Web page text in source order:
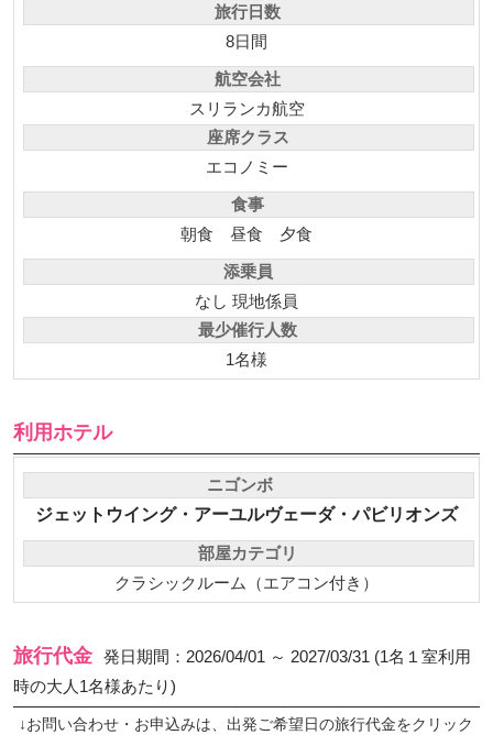
旅行日数
8日間
航空会社
スリランカ航空
座席クラス
エコノミー
食事
朝食 昼食 夕食
添乗員
なし 現地係員
最少催行人数
1名様
利用ホテル
ニゴンボ
ジェットウイング・アーユルヴェーダ・パビリオンズ
部屋カテゴリ
クラシックルーム（エアコン付き）
旅行代金 発日期間：2026/04/01 ～ 2027/03/31 (1名１室利用
時の大人1名様あたり)
↓お問い合わせ・お申込みは、出発ご希望日の旅行代金をクリック